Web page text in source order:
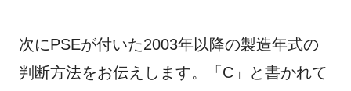
次にPSEが付いた2003年以降の製造年式の
判断方法をお伝えします。「C」と書かれて